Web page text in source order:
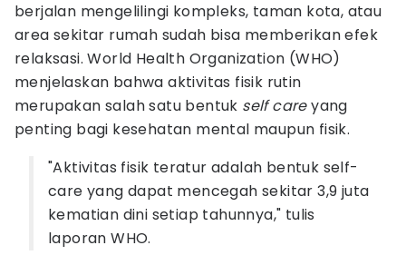
berjalan mengelilingi kompleks, taman kota, atau
area sekitar rumah sudah bisa memberikan efek
relaksasi. World Health Organization (WHO)
menjelaskan bahwa aktivitas fisik rutin
merupakan salah satu bentuk self careyang
penting bagi kesehatan mental maupun fisik.
"Aktivitas fisik teratur adalah bentuk self-
care yang dapat mencegah sekitar 3,9 juta
kematian dini setiap tahunnya," tulis
laporan WHO.